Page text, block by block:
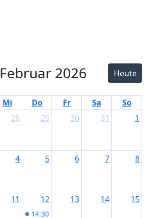
Februar 2026 Heute
Mi Do Fr Sa
So
28 29 30 31 1
4 5 6 7 8
11 12
14:30
13 14 15